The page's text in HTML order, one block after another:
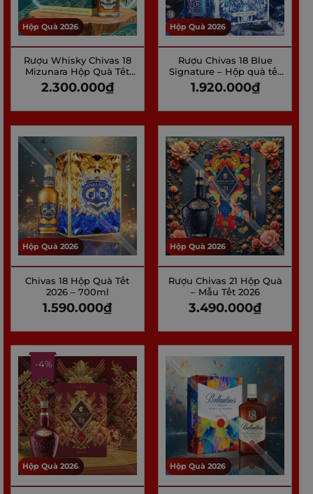
Hộp Quà 2026
Rượu Whisky Chivas 18
Mizunara Hộp Quà Tết
2026
2.300.000₫
Hộp Quà 2026
Rượu Chivas 18 Blue
Signature – Hộp quà tết
2026
1.920.000₫
Hộp Quà 2026
Chivas 18 Hộp Quà Tết
2026 – 700ml
1.590.000₫
Hộp Quà 2026
Rượu Chivas 21 Hộp Quà
– Mẫu Tết 2026
3.490.000₫
-4%
Hộp Quà 2026 Hộp Quà 2026